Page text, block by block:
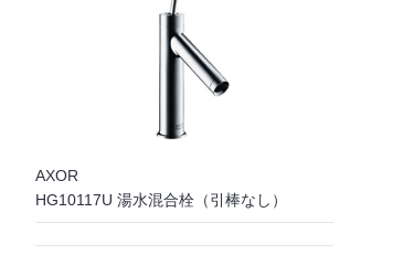
AXOR
HG10117U 湯水混合栓（引棒なし）